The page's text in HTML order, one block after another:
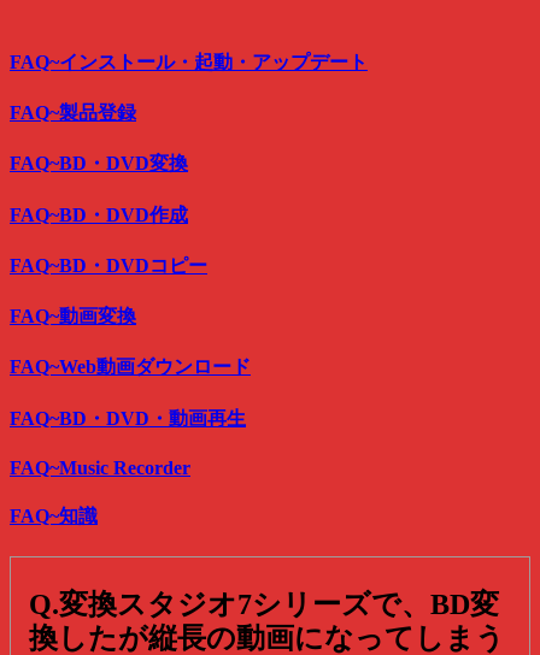
FAQ~インストール・起動・アップデート
FAQ~製品登録
FAQ~BD・DVD変換
FAQ~BD・DVD作成
FAQ~BD・DVDコピー
FAQ~動画変換
FAQ~Web動画ダウンロード
FAQ~BD・DVD・動画再生
FAQ~Music Recorder
FAQ~知識
Q.変換スタジオ7シリーズで、BD変
換したが縦長の動画になってしまう